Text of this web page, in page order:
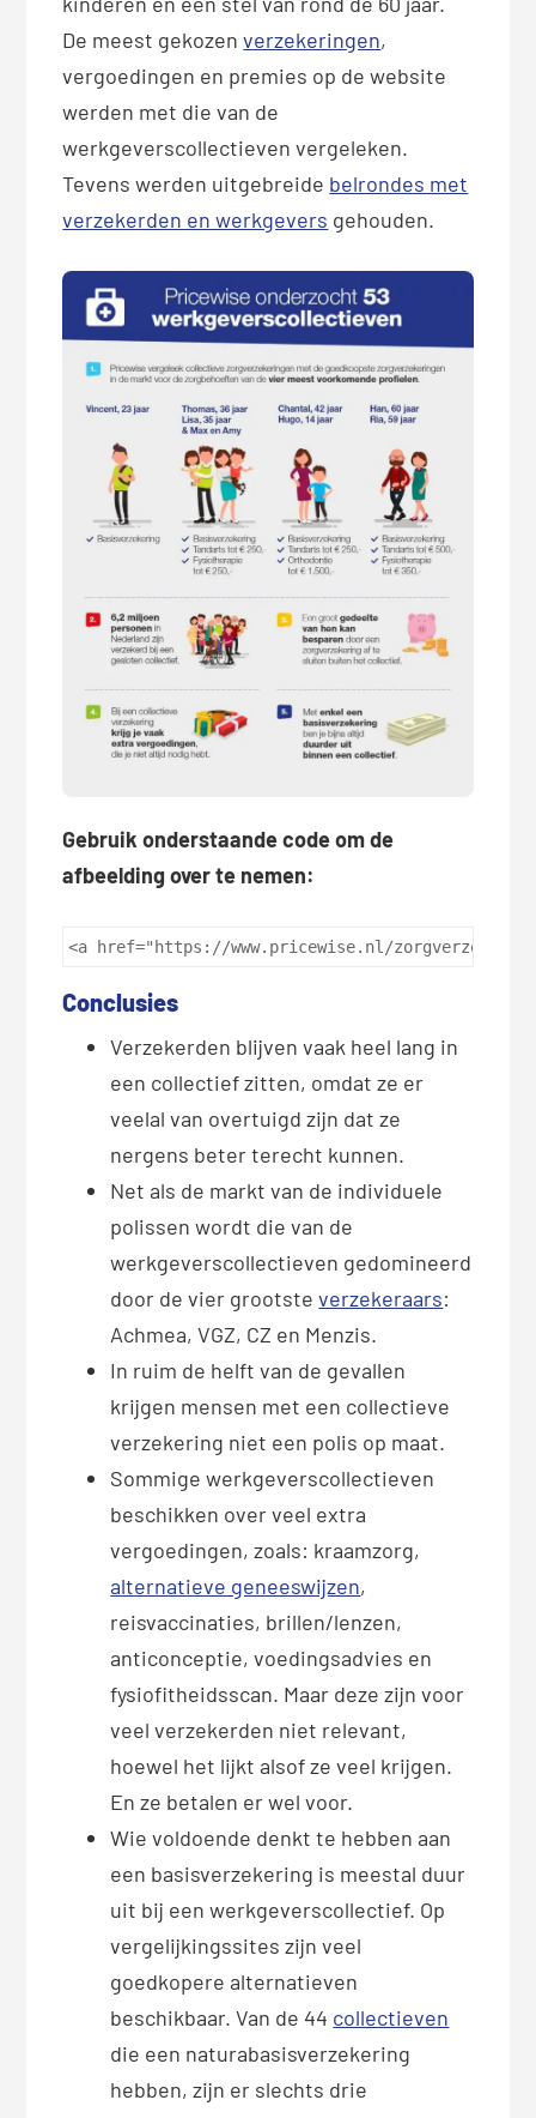
De meest gekozenverzekeringen,
vergoedingen en premies op de website
werden met die van de
werkgeverscollectieven vergeleken.
Tevens werden uitgebreide belrondes met
verzekerden en werkgevers gehouden.
Gebruik onderstaande code om de
afbeelding over te nemen:
<a href="https://www.pricewise.nl/
Conclusies
Verzekerden blijven vaak heel lang in
een collectief zitten, omdat ze er
veelal van overtuigd zijn dat ze
nergens beter terecht kunnen.
Net als de markt van de individuele
polissen wordt die van de
werkgeverscollectieven gedomineerd
door de vier grootsteverzekeraars:
Achmea, VGZ, CZ en Menzis.
In ruim de helft van de gevallen
krijgen mensen met een collectieve
verzekering niet een polis op maat.
Sommige werkgeverscollectieven
beschikken over veel extra
vergoedingen, zoals: kraamzorg,
alternatieve geneeswijzen,
reisvaccinaties, brillen/lenzen,
anticonceptie, voedingsadvies en
fysiofitheidsscan. Maar deze zijn voor
veel verzekerden niet relevant,
hoewel het lijkt alsof ze veel krijgen.
En ze betalen er wel voor.
Wie voldoende denkt te hebben aan
een basisverzekering is meestal duur
uit bij een werkgeverscollectief. Op
vergelijkingssites zijn veel
goedkopere alternatieven
beschikbaar. Van de 44 collectieven
die een naturabasisverzekering
hebben, zijn er slechts drie